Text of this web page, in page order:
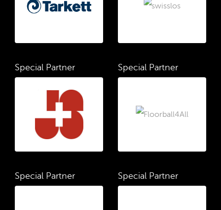
Special Partner Special Partner
Special Partner Special Partner